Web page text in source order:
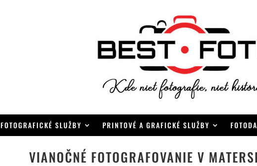
FOTOGRAFICKÉ SLUŽBY PRINTOVÉ A GRAFICKÉ SLUŽBY
VIANOČNÉ FOTOGRAFOVANIE V